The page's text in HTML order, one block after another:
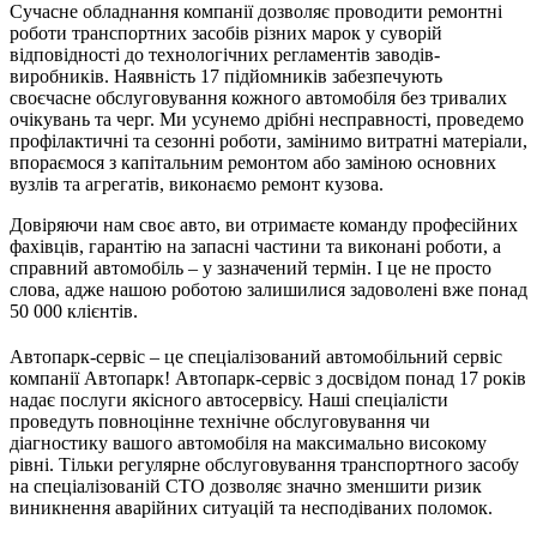
Сучасне обладнання компанії дозволяє проводити ремонтні
роботи транспортних засобів різних марок у суворій
відповідності до технологічних регламентів заводів-
виробників. Наявність 17 підйомників забезпечують
своєчасне обслуговування кожного автомобіля без тривалих
очікувань та черг. Ми усунемо дрібні несправності, проведемо
профілактичні та сезонні роботи, замінимо витратні матеріали,
впораємося з капітальним ремонтом або заміною основних
вузлів та агрегатів, виконаємо ремонт кузова.
Довіряючи нам своє авто, ви отримаєте команду професійних
фахівців, гарантію на запасні частини та виконані роботи, а
справний автомобіль – у зазначений термін. І це не просто
слова, адже нашою роботою залишилися задоволені вже понад
50 000 клієнтів.
Автопарк-сервіс – це спеціалізований автомобільний сервіс
компанії Автопарк! Автопарк-сервіс з досвідом понад 17 років
надає послуги якісного автосервісу. Наші спеціалісти
проведуть повноцінне технічне обслуговування чи
діагностику вашого автомобіля на максимально високому
рівні. Тільки регулярне обслуговування транспортного засобу
на спеціалізованій СТО дозволяє значно зменшити ризик
виникнення аварійних ситуацій та несподіваних поломок.